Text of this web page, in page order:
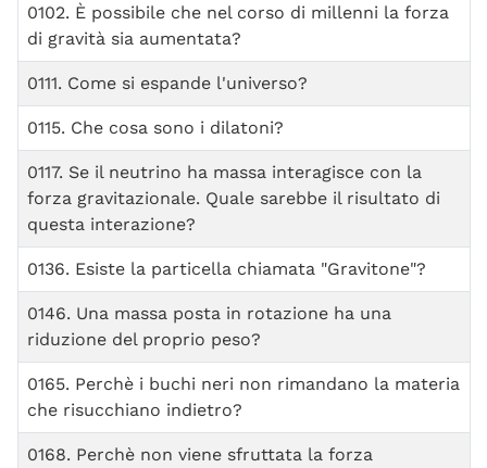
0102. È possibile che nel corso di millenni la forza
di gravità sia aumentata?
0111. Come si espande l'universo?
0115. Che cosa sono i dilatoni?
0117. Se il neutrino ha massa interagisce con la
forza gravitazionale. Quale sarebbe il risultato di
questa interazione?
0136. Esiste la particella chiamata "Gravitone"?
0146. Una massa posta in rotazione ha una
riduzione del proprio peso?
0165. Perchè i buchi neri non rimandano la materia
che risucchiano indietro?
0168. Perchè non viene sfruttata la forza